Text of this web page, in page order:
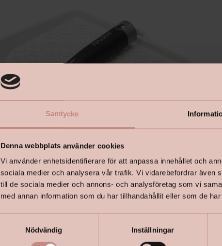
Samtycke
Denna webbplats använder cookies
Vi använder enhetsidentifierare för att anpassa innehållet och
sociala medier och analysera vår trafik. Vi vidarebefordrar även
till de sociala medier och annons- och analysföretag som vi
med annan information som du har tillhandahållit eller som de
Nödvändig Inställningar